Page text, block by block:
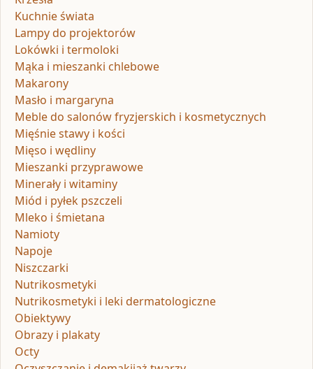
Kuchnie świata
Lampy do projektorów
Lokówki i termoloki
Mąka i mieszanki chlebowe
Makarony
Masło i margaryna
Meble do salonów fryzjerskich i kosmetycznych
Mięśnie stawy i kości
Mięso i wędliny
Mieszanki przyprawowe
Minerały i witaminy
Miód i pyłek pszczeli
Mleko i śmietana
Namioty
Napoje
Niszczarki
Nutrikosmetyki
Nutrikosmetyki i leki dermatologiczne
Obiektywy
Obrazy i plakaty
Octy